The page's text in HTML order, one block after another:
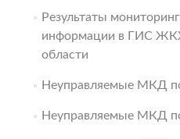
Результаты
информации в ГИС
области
Неуправляемые МКД
Неуправляемые МКД